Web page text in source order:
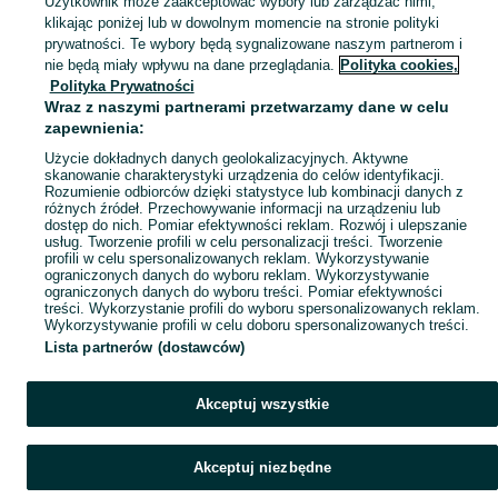
Kama
Na OLX od
marzec 2021
Ostatnio online w dniu 03 sierpnia 2026
Strona główna Dla Dzieci Ubranka dla chłopców
Spodnie i spodenki
Spodnie
Spodnie - Kujawsko-pomorskie
klikając poniżej lub w dowolnym momencie na stronie polityki
prywatności. Te wybory będą sygnalizowane naszym partnerom i
nie będą miały wpływu na dane przeglądania. Polityka cookies,
Polityka Prywatności
Wraz z naszymi partnerami przetwarzamy dane w celu
zapewnienia:
Użycie dokładnych danych geolokalizacyjnych. Aktywne
skanowanie charakterystyki urządzenia do celów identyfikacji.
Rozumienie odbiorców dzięki statystyce lub kombinacji danych z
różnych źródeł. Przechowywanie informacji na urządzeniu lub
dostęp do nich. Pomiar efektywności reklam. Rozwój i ulepszanie
usług. Tworzenie profili w celu personalizacji treści. Tworzenie
profili w celu spersonalizowanych reklam. Wykorzystywanie
ograniczonych danych do wyboru reklam. Wykorzystywanie
ograniczonych danych do wyboru treści. Pomiar efektywności
treści. Wykorzystanie profili do wyboru spersonalizowanych reklam.
Wykorzystywanie profili w celu doboru spersonalizowanych treści.
Lista partnerów (dostawców)
Akceptuj wszystkie
Akceptuj niezbędne